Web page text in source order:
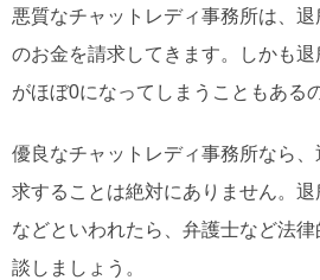
悪質なチャットレディ事務所は、
のお金を請求してきます。しかも
がほぼ0になってしまうこともある
優良なチャットレディ事務所なら
求することは絶対にありません。退
などといわれたら、弁護士など法
談しましょう。